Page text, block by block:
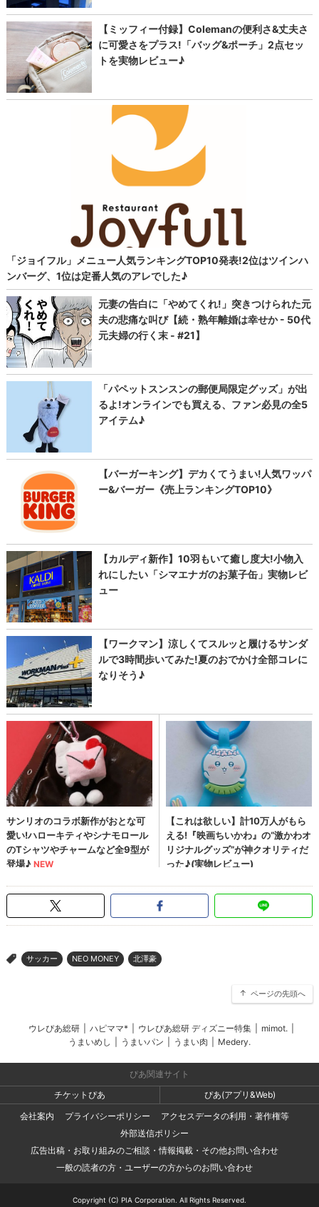
> サッカー NEO MONEY 北澤豪
ページの先頭へ
ウレぴあ総研 ハピママ* ウレぴあ総研 ディズニー特集 mimot.
うまいめし
うまいパン うまい肉 Medery.
ぴあ関連サイト
チケットぴあ
ぴあ(アプリ&Web)
会社案内
プライバシーポリシー
アクセスデータの利用・著作権等
外部送信ポリシー
広告出稿・お取り組みのご相談・情報掲載・その他お問い合わせ
一般の読者の方・ユーザーの方からのお問い合わせ
Copyright (C) PIA Corporation. All Rights Reserved.